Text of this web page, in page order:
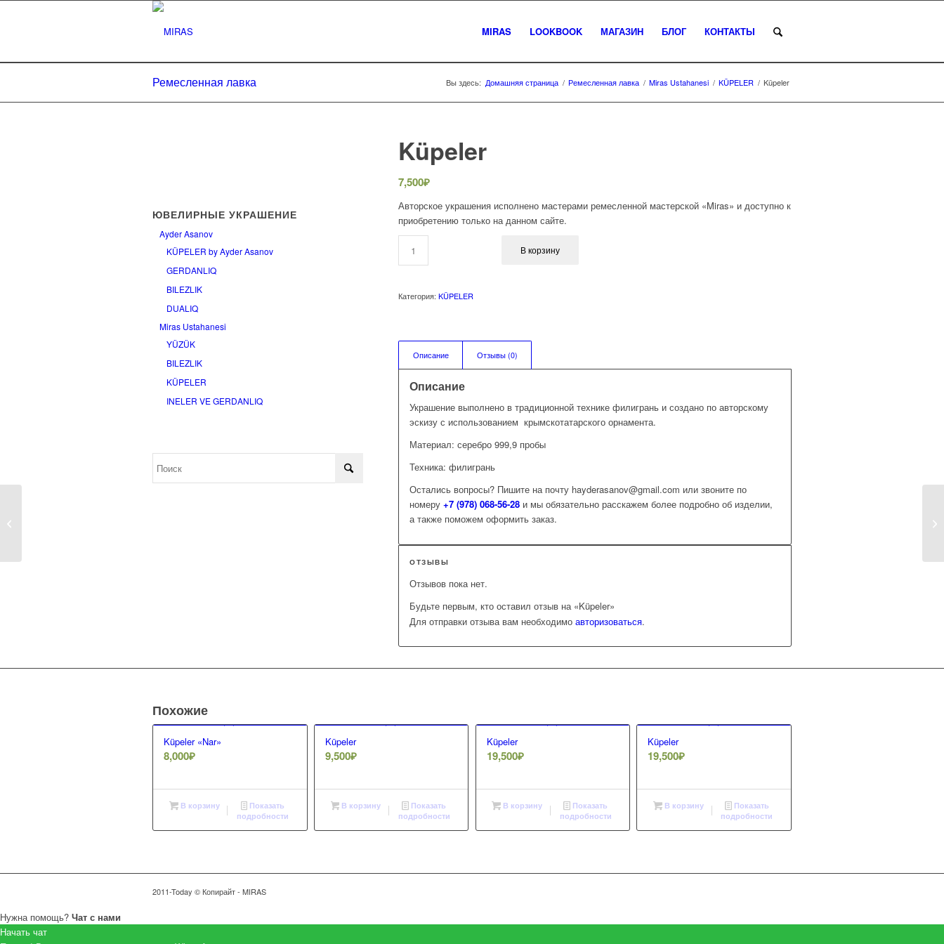
MIRAS LOOKBOOK МАГАЗИН БЛОГ КОНТАКТЫ
Ремесленная лавка Вы здесь: Домашняя страница / Ремесленная лавка / Miras Ustahanesi / KÜPELER / Küpeler
ЮВЕЛИРНЫЕ УКРАШЕНИЕ
Ayder Asanov
KÜPELER by Ayder Asanov
GERDANLIQ
BILEZLIK
DUALIQ
Miras Ustahanesi
YÜZÜK
BILEZLIK
KÜPELER
INELER VE GERDANLIQ
Küpeler
7,500₽
Авторское украшения исполнено мастерами ремесленной мастерской «Miras» и доступно к
приобретению только на данном сайте.
В корзину
Категория:KÜPELER
Описание Отзывы (0)
Описание
Украшение выполнено в традиционной технике филигрань и создано по авторскому
эскизу с использованием крымскотатарского орнамента.
Материал: серебро 999,9 пробы
Техника: филигрань
Остались вопросы? Пишите на почту hayderasanov@gmail.com или звоните по
номеру+7 (978) 068-56-28 и мы обязательно расскажем более подробно об изделии,
а также поможем оформить заказ.
ОТЗЫВЫ
Отзывов пока нет.
Будьте первым, кто оставил отзыв на «Küpeler»
Для отправки отзыва вам необходимоавторизоваться.
Похожие
Küpeler «Nar»
8,000₽
В корзину
Показать
подробности
Küpeler
9,500₽
В корзину
Показать
подробности
Küpeler
19,500₽
В корзину
Показать
подробности
Küpeler
19,500₽
В корзину
Показать
подробности
2011-Today © Копирайт - MIRAS
Нужна помощь? Чат с нами
Начать чат